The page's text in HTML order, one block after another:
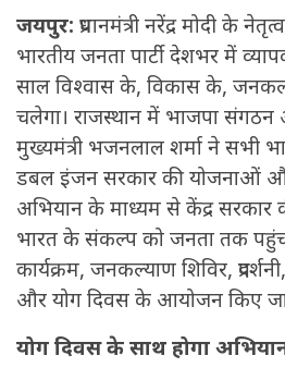
जयपुर: प्रधानमंत्री नरेंद्र मोदी के
भारतीय जनता पार्टी देशभर में
साल विश्वास के, विकास के,
चलेगा। राजस्थान में भाजपा
मुख्यमंत्री भजनलाल शर्मा ने सभी
डबल इंजन सरकार की योजनाओं और
अभियान के माध्यम से केंद्र
भारत के संकल्प को जनता तक
कार्यक्रम, जनकल्याण शिविर,
और योग दिवस के आयोजन किए
योग दिवस के साथ होगा